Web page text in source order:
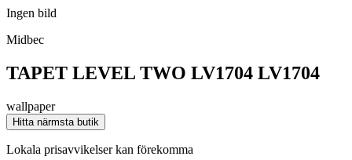
Ingen bild
Midbec
TAPET LEVEL TWO LV1704 LV1704
wallpaper
Hitta närmsta butik
Lokala prisavvikelser kan förekomma